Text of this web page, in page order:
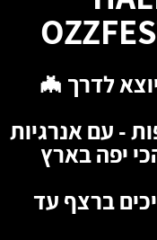
לדרך 🦇
- עם אנרגיות
יפה בארץ
וממשיכים ברצף עד